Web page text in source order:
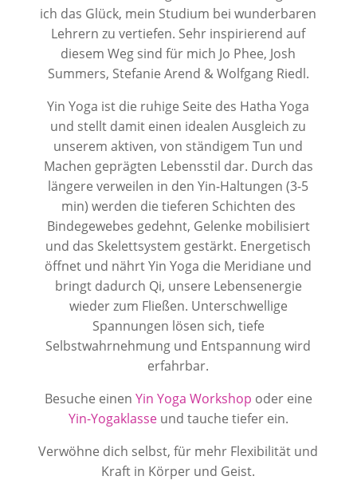
ich das Glück, mein Studium bei wunderbaren
Lehrern zu vertiefen. Sehr inspirierend auf
diesem Weg sind für mich Jo Phee, Josh
Summers, Stefanie Arend & Wolfgang Riedl.
Yin Yoga ist die ruhige Seite des Hatha Yoga
und stellt damit einen idealen Ausgleich zu
unserem aktiven, von ständigem Tun und
Machen geprägten Lebensstil dar. Durch das
längere verweilen in den Yin-Haltungen (3-5
min) werden die tieferen Schichten des
Bindegewebes gedehnt, Gelenke mobilisiert
und das Skelettsystem gestärkt. Energetisch
öffnet und nährt Yin Yoga die Meridiane und
bringt dadurch Qi, unsere Lebensenergie
wieder zum Fließen. Unterschwellige
Spannungen lösen sich, tiefe
Selbstwahrnehmung und Entspannung wird
erfahrbar.
Besuche einen Yin Yoga Workshop oder eine
Yin-Yogaklasseund tauche tiefer ein.
Verwöhne dich selbst, für mehr Flexibilität und
Kraft in Körper und Geist.